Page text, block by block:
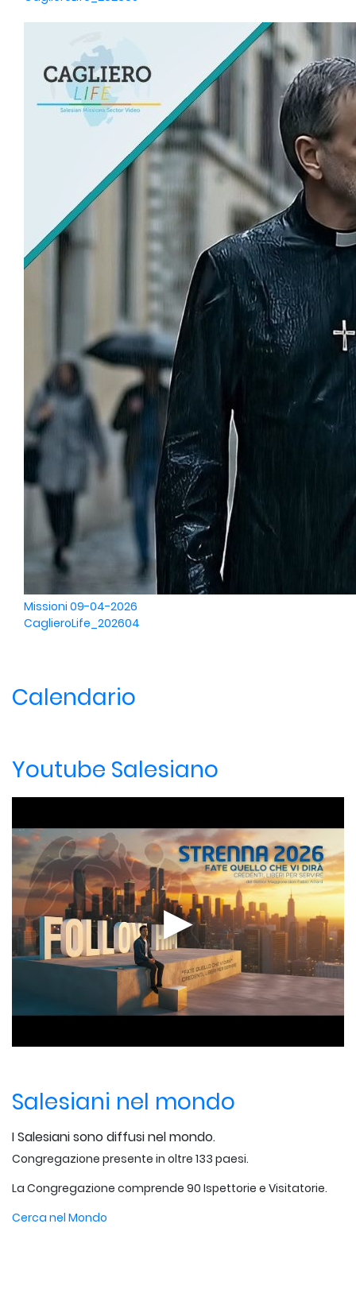
Missioni 09-04-2026
CaglieroLife_202604
Calendario
Youtube Salesiano
Salesiani nel mondo
I Salesiani sono diffusi nel mondo.
Congregazione presente in oltre 133 paesi.
La Congregazione comprende 90 Ispettorie e Visitatorie.
Cerca nel Mondo